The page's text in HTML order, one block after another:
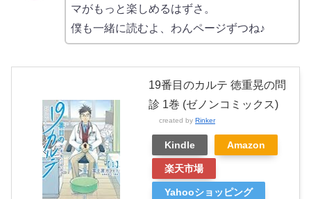
マがもっと楽しめるはずさ。
僕も一緒に読むよ、わんページずつね♪
19番目のカルテ 徳重晃の問
診 1巻 (ゼノンコミックス)
created by Rinker
Kindle Amazon
楽天市場
Yahooショッピング